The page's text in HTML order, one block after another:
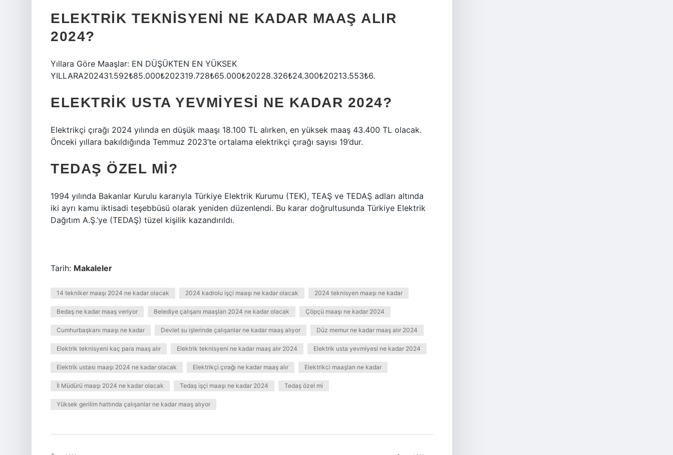
ELEKTRIK TEKNISYENI NE KADAR MAAŞ ALIR
2024?
Yıllara Göre Maaşlar: EN DÜŞÜKTEN EN YÜKSEK
YILLARA202431.592₺85.000₺202319.728₺65.000₺20228.326₺24.300₺20213.553₺6.
ELEKTRIK USTA YEVMIYESI NE KADAR 2024?
Elektrikçi çırağı 2024 yılında en düşük maaşı 18.100 TL alırken, en yüksek maaş 43.400 TL olacak.
Önceki yıllara bakıldığında Temmuz 2023’te ortalama elektrikçi çırağı sayısı 19’dur.
TEDAŞ ÖZEL MI?
1994 yılında Bakanlar Kurulu kararıyla Türkiye Elektrik Kurumu (TEK), TEAŞ ve TEDAŞ adları altında
iki ayrı kamu iktisadi teşebbüsü olarak yeniden düzenlendi. Bu karar doğrultusunda Türkiye Elektrik
Dağıtım A.Ş.’ye (TEDAŞ) tüzel kişilik kazandırıldı.
Tarih: Makaleler
14 tekniker maaşı 2024 ne kadar olacak 2024 kadrolu işçi maaşı ne kadar olacak 2024 teknisyen maaşı ne kadar
Bedaş ne kadar maaş veriyor Belediye çalışanı maaşları 2024 ne kadar olacak Çöpçü maaşı ne kadar 2024
Cumhurbaşkanı maaşı ne kadar Devlet su işlerinde çalışanlar ne kadar maaş alıyor Düz memur ne kadar maaş alır 2024
Elektrik teknisyeni kaç para maaş alır Elektrik teknisyeni ne kadar maaş alır 2024 Elektrik usta yevmiyesi ne kadar 2024
Elektrik ustası maaşı 2024 ne kadar olacak Elektrikçi çırağı ne kadar maaş alır Elektrikci maaşları ne kadar
İl Müdürü maaşı 2024 ne kadar olacak Tedaş işçi maaşı ne kadar 2024 Tedaş özel mi
Yüksek gerilim hattında çalışanlar ne kadar maaş alıyor